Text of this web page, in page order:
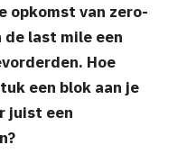
opkomst van zero-
de last mile een
Hoe
een blok aan je
juist een